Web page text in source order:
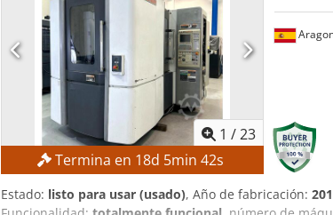
1 /23
Termina en 18d 5min 41s
Estado: listo para usar (usado), Año de fabricación: